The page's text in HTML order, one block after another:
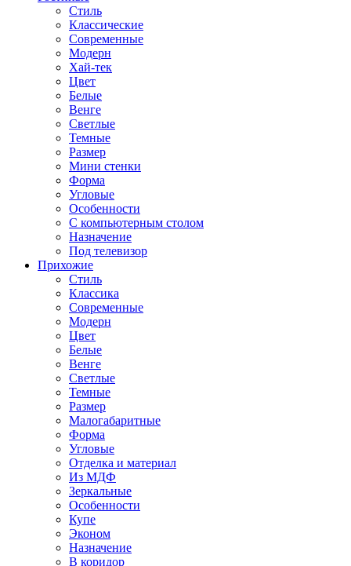
Стиль
Классические
Современные
Модерн
Хай-тек
Цвет
Белые
Венге
Светлые
Темные
Размер
Мини стенки
Форма
Угловые
Особенности
С компьютерным столом
Назначение
Под телевизор
Прихожие
Стиль
Классика
Современные
Модерн
Цвет
Белые
Венге
Светлые
Темные
Размер
Малогабаритные
Форма
Угловые
Отделка и материал
Из МДФ
Зеркальные
Особенности
Купе
Эконом
Назначение
В коридор